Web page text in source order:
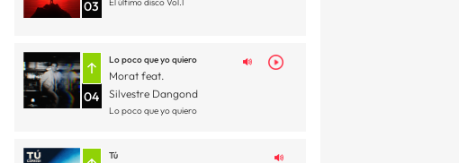
03
04
Lo poco que yo quiero
Morat feat.
Silvestre Dangond
Lo poco que yo quiero
Tú